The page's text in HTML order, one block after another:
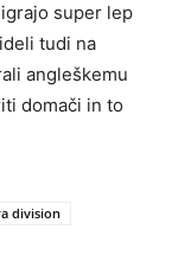
super lep
tudi na
angleškemu
domači in to
division